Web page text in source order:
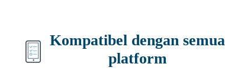
Kompatibel dengan semua
platform